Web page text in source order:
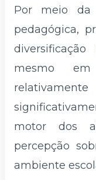
Por meio da
pedagógica,
mesmo
motor dos
percepção
ambiente